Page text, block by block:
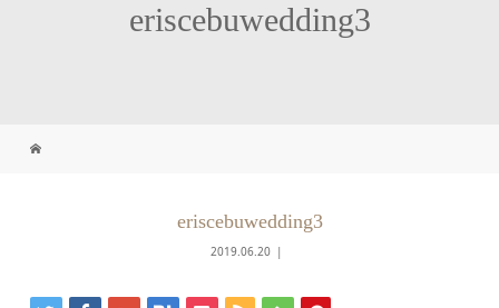
eriscebuwedding3
eriscebuwedding3
2019.06.20